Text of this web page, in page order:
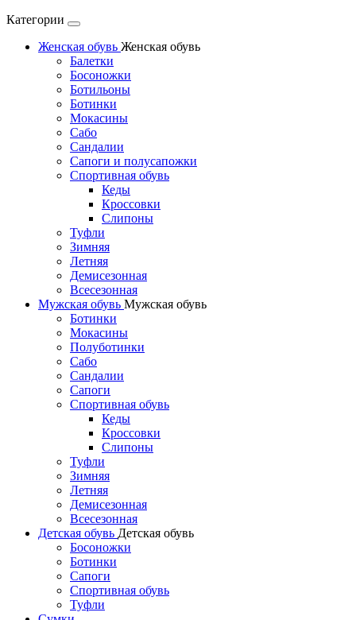
Категории
Женская обувь Женская обувь
Балетки
Босоножки
Ботильоны
Ботинки
Мокасины
Сабо
Сандалии
Сапоги и полусапожки
Спортивная обувь
Кеды
Кроссовки
Слипоны
Туфли
Зимняя
Летняя
Демисезонная
Всесезонная
Мужская обувь Мужская обувь
Ботинки
Мокасины
Полуботинки
Сабо
Сандалии
Сапоги
Спортивная обувь
Кеды
Кроссовки
Слипоны
Туфли
Зимняя
Летняя
Демисезонная
Всесезонная
Детская обувь Детская обувь
Босоножки
Ботинки
Сапоги
Спортивная обувь
Туфли